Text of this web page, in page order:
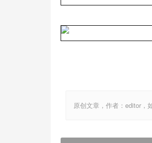
原创文章，作者：editor，